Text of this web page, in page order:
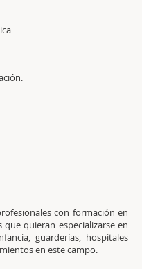
con formación en
quieran especializarse en
guarderías, hospitales
en este campo.